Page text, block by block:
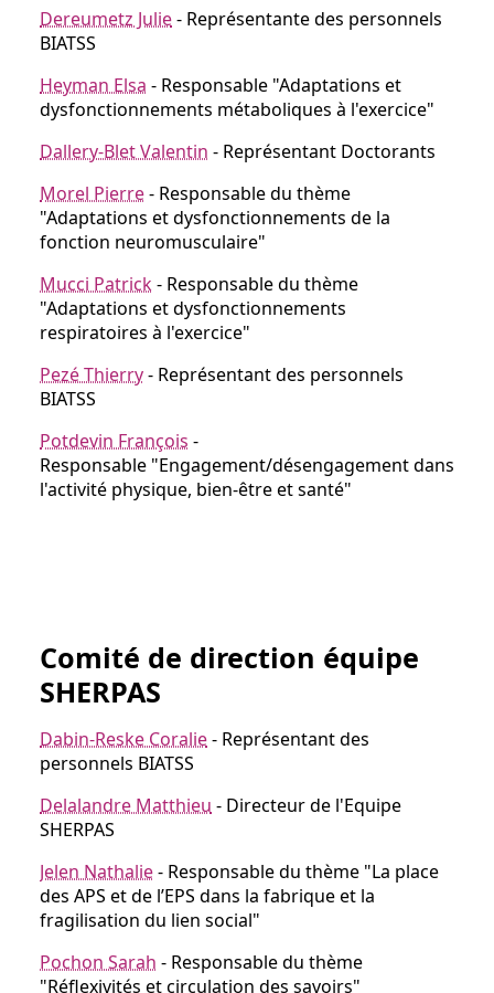
Dereumetz Julie- Représentante des personnels
BIATSS
Heyman Elsa - Responsable "Adaptations et
dysfonctionnements métaboliques à l'exercice"
Dallery-Blet Valentin - Représentant Doctorants
Morel Pierre- Responsable du thème
"Adaptations et dysfonctionnements de la
fonction neuromusculaire"
Mucci Patrick- Responsable du thème
"Adaptations et dysfonctionnements
respiratoires à l'exercice"
Pezé Thierry- Représentant des personnels
BIATSS
Potdevin François -
Responsable "Engagement/désengagement dans
l'activité physique, bien-être et santé"
Comité de direction équipe
SHERPAS
Dabin-Reske Coralie- Représentant des
personnels BIATSS
Delalandre Matthieu - Directeur de l'Equipe
SHERPAS
Jelen Nathalie- Responsable du thème "La place
des APS et de l’EPS dans la fabrique et la
fragilisation du lien social"
Pochon Sarah - Responsable du thème
"Réflexivités et circulation des savoirs"